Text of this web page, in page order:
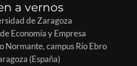
a vernos
de Zaragoza
Economía y Empresa
Normante, campus Río Ebro
(España)